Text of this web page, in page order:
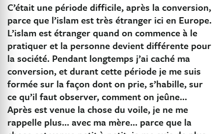
C’était une période difficile, après la conversion,
parce que l’islam est très étranger ici en Europe.
L’islam est étranger quand on commence à le
pratiquer et la personne devient différente pour
la société. Pendant longtemps j’ai caché ma
conversion, et durant cette période je me suis
formée sur la façon dont on prie, s’habille, sur
ce qu’il faut observer, comment on jeûne…
Après est venue la chose du voile, je ne me
rappelle plus… avec ma mère… parce que la